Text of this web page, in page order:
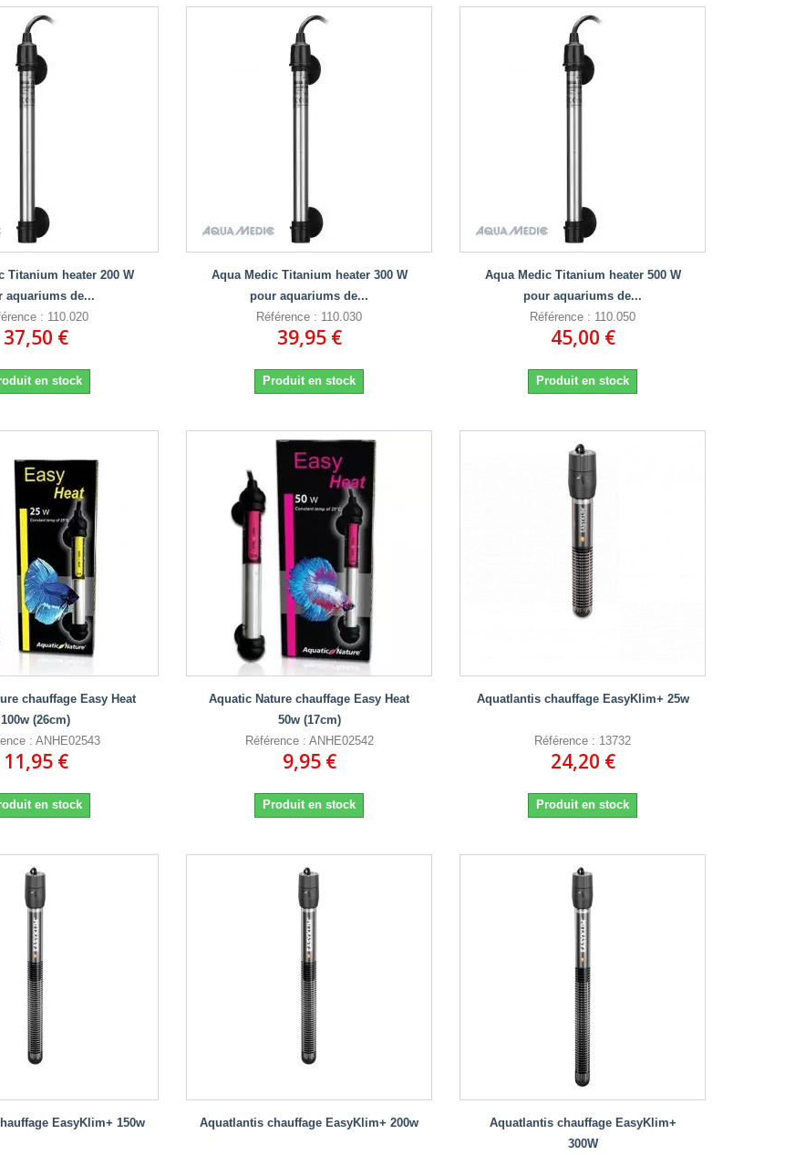
Titanium heater 200 W
aquariums de...
: 110.020
37,50 €
en stock
Aqua Medic Titanium heater 300 W
pour aquariums de...
Référence : 110.030
39,95 €
Produit en stock
Aqua Medic Titanium heater 500 W
pour aquariums de...
Référence : 110.050
45,00 €
Produit en stock
chauffage Easy Heat
100w (26cm)
: ANHE02543
11,95 €
en stock
Aquatic Nature chauffage Easy Heat
50w (17cm)
Référence : ANHE02542
9,95 €
Produit en stock
Aquatlantis chauffage EasyKlim+ 25w
Référence : 13732
24,20 €
Produit en stock
EasyKlim+ 150w Aquatlantis chauffage EasyKlim+ 200w
Aquatlantis chauffage EasyKlim+
300W